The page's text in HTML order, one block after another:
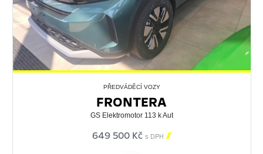
PŘEDVÁDĚCÍ VOZY
FRONTERA
GS Elektromotor 113 k Aut
649 500 Kč s DPH 